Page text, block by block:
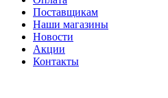
Поставщикам
Наши магазины
Новости
Акции
Контакты